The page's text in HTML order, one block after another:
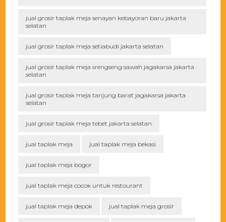
jual grosir taplak meja senayan kebayoran baru jakarta
selatan
jual grosir taplak meja setiabudi jakarta selatan
jual grosir taplak meja srengseng sawah jagakarsa jakarta
selatan
jual grosir taplak meja tanjung barat jagakarsa jakarta
selatan
jual grosir taplak meja tebet jakarta selatan
jual taplak meja jual taplak meja bekasi
jual taplak meja bogor
jual taplak meja cocok untuk restourant
jual taplak meja depok jual taplak meja grosir